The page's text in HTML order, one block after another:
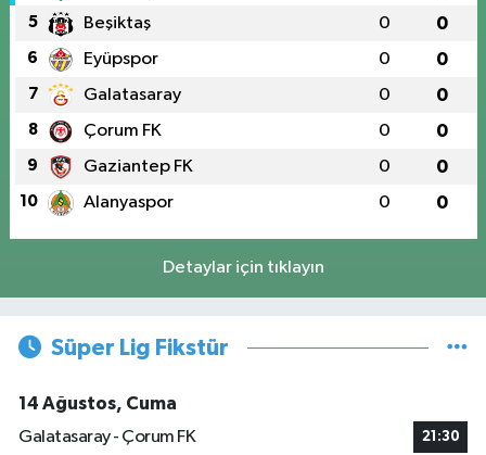
5 Beşiktaş 0 0
6 Eyüpspor 0 0
7 Galatasaray 0 0
8 Çorum FK 0 0
9 Gaziantep FK 0 0
10 Alanyaspor 0 0
Detaylar için tıklayın
Süper Lig Fikstür
14 Ağustos, Cuma
Galatasaray - Çorum FK
21:30